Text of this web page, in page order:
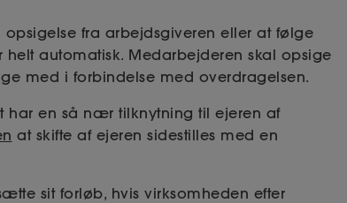
fra arbejdsgiveren eller at følge
automatisk. Medarbejderen skal opsige
med i forbindelse med overdragelsen.
en så nær tilknytning til ejeren af
at skifte af ejeren sidestilles med en
sit forløb, hvis virksomheden efter